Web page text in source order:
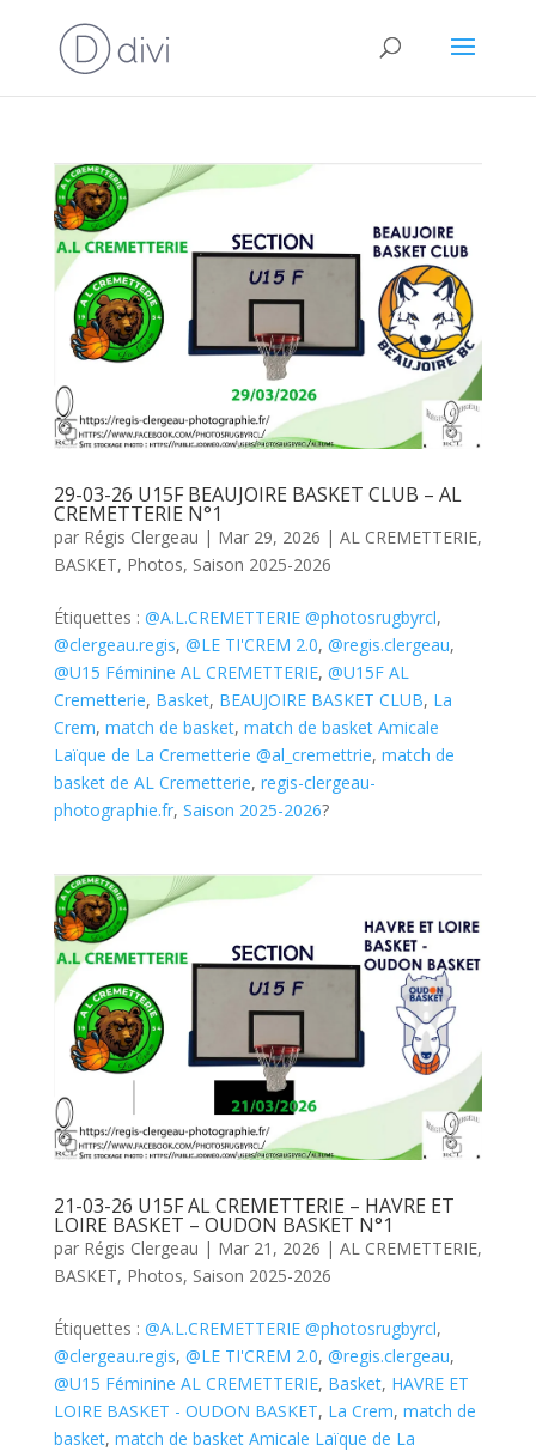
29-03-26 U15F BEAUJOIRE BASKET CLUB – AL
CREMETTERIE N°1
par Régis Clergeau | Mar 29, 2026 | AL CREMETTERIE,
BASKET, Photos, Saison 2025-2026
Étiquettes : @A.L.CREMETTERIE @photosrugbyrcl,
@clergeau.regis, @LE TI'CREM 2.0, @regis.clergeau,
@U15 Féminine AL CREMETTERIE, @U15F AL
Cremetterie, Basket, BEAUJOIRE BASKET CLUB, La
Crem, match de basket, match de basket Amicale
Laïque de La Cremetterie @al_cremettrie, match de
basket de AL Cremetterie, regis-clergeau-
photographie.fr, Saison 2025-2026?
21-03-26 U15F AL CREMETTERIE – HAVRE ET
LOIRE BASKET – OUDON BASKET N°1
par Régis Clergeau | Mar 21, 2026 | AL CREMETTERIE,
BASKET, Photos, Saison 2025-2026
Étiquettes : @A.L.CREMETTERIE @photosrugbyrcl,
@clergeau.regis, @LE TI'CREM 2.0, @regis.clergeau,
@U15 Féminine AL CREMETTERIE, Basket, HAVRE ET
LOIRE BASKET - OUDON BASKET, La Crem, match de
basket, match de basket Amicale Laïque de La